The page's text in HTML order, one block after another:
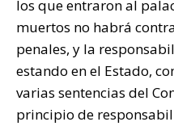
los que entraron al
muertos no habrá
penales, y la
estando en el Estado,
varias sentencias del
principio de